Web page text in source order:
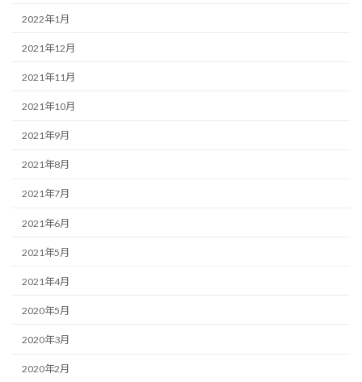
2022年1月
2021年12月
2021年11月
2021年10月
2021年9月
2021年8月
2021年7月
2021年6月
2021年5月
2021年4月
2020年5月
2020年3月
2020年2月